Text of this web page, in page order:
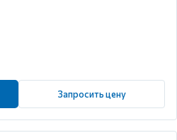
Запросить цену